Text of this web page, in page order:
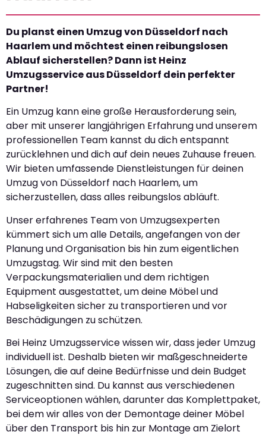
Du planst einen Umzug von Düsseldorf nach
Haarlem und möchtest einen reibungslosen
Ablauf sicherstellen? Dann ist Heinz
Umzugsservice aus Düsseldorf dein perfekter
Partner!
Ein Umzug kann eine große Herausforderung sein,
aber mit unserer langjährigen Erfahrung und unserem
professionellen Team kannst du dich entspannt
zurücklehnen und dich auf dein neues Zuhause freuen.
Wir bieten umfassende Dienstleistungen für deinen
Umzug von Düsseldorf nach Haarlem, um
sicherzustellen, dass alles reibungslos abläuft.
Unser erfahrenes Team von Umzugsexperten
kümmert sich um alle Details, angefangen von der
Planung und Organisation bis hin zum eigentlichen
Umzugstag. Wir sind mit den besten
Verpackungsmaterialien und dem richtigen
Equipment ausgestattet, um deine Möbel und
Habseligkeiten sicher zu transportieren und vor
Beschädigungen zu schützen.
Bei Heinz Umzugsservice wissen wir, dass jeder Umzug
individuell ist. Deshalb bieten wir maßgeschneiderte
Lösungen, die auf deine Bedürfnisse und dein Budget
zugeschnitten sind. Du kannst aus verschiedenen
Serviceoptionen wählen, darunter das Komplettpaket,
bei dem wir alles von der Demontage deiner Möbel
über den Transport bis hin zur Montage am Zielort